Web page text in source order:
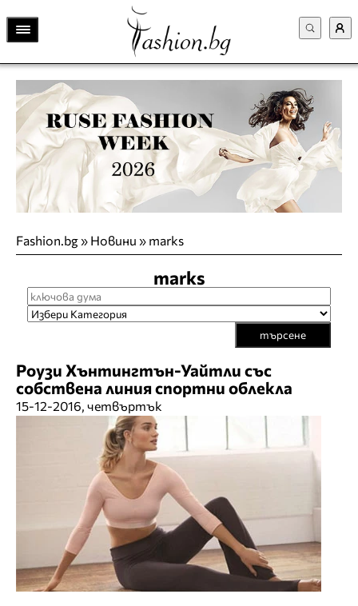
Fashion.bg» Новини » marks
marks
търсене
Роузи Хънтингтън-Уайтли със
собствена линия спортни облекла
15-12-2016, четвъртък